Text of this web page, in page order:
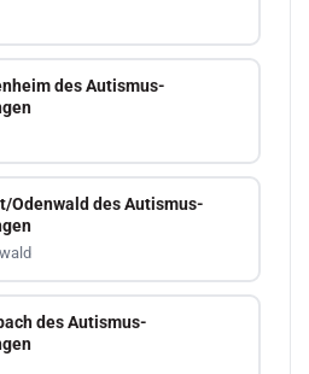
des Autismus-
Odenwald des Autismus-
des Autismus-